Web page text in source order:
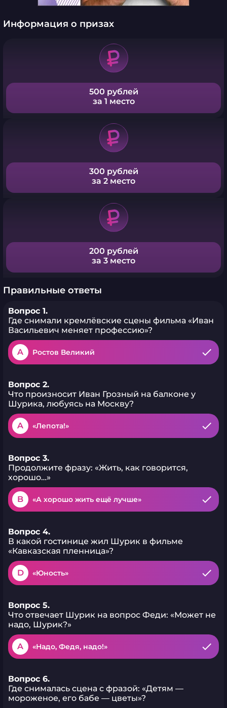
Информация о призах
500 рублей
за 1 место
300 рублей
за 2 место
200 рублей
за 3 место
Правильные ответы
Вопрос 1.
Где снимали кремлёвские сцены фильма «Иван
Васильевич меняет профессию»?
A Ростов Великий
Вопрос 2.
Что произносит Иван Грозный на балконе у
Шурика, любуясь на Москву?
A «Лепота!»
Вопрос 3.
Продолжите фразу: «Жить, как говорится,
хорошо…»
B «А хорошо жить ещё лучше»
Вопрос 4.
В какой гостинице жил Шурик в фильме
«Кавказская пленница»?
D «Юность»
Вопрос 5.
Что отвечает Шурик на вопрос Феди: «Может не
надо, Шурик?»
A «Надо, Федя, надо!»
Вопрос 6.
Где снималась сцена с фразой: «Детям —
мороженое, его бабе — цветы»?